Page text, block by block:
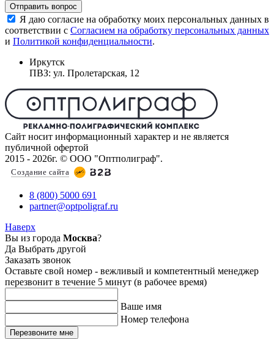
Отправить вопрос
Я даю согласие на обработку моих персональных данных в
соответствии с Согласием на обработку персональных данных
и Политикой конфиденциальности.
Иркутск
ПВЗ: ул. Пролетарская, 12
Сайт носит информационный характер и не является
публичной офертой
2015 - 2026г. © ООО "Оптполиграф".
Создание сайта
8 (800) 5000 691
partner@optpoligraf.ru
Наверх
Вы из города Москва?
Да Выбрать другой
Заказать звонок
Оставьте свой номер - вежливый и компетентный менеджер
перезвонит в течение 5 минут (в рабочее время)
Ваше имя
Номер телефона
Перезвоните мне